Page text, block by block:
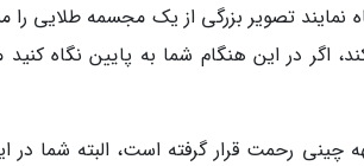
نمایند تصویر بزرگی از یک مجسمه طلایی
اگر در این هنگام شما به پایین نگاه کنید
چینی رحمت قرار گرفته است، البته شما